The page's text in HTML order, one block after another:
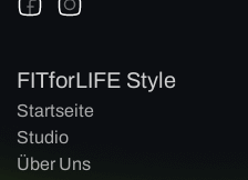
FITforLIFE Style
Startseite
Studio
Über Uns